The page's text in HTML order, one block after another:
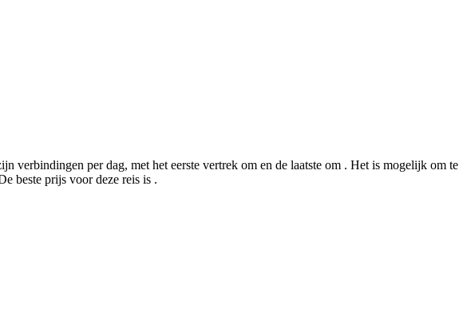
verbindingen per dag, met het eerste vertrek om en de laatste om . Het is mogelijk om te
beste prijs voor deze reis is .